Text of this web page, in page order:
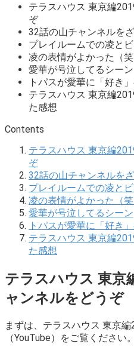
テラスハウス 東京編
ぞ
32話の山チャンネルを
プレイルームでの凌と
凌の表情がよかった（笑
愛華が号泣してるシーン
トパスが愛華に「好き
テラスハウス 東京編
た感想
Contents
テラスハウス 東京編
ぞ
32話の山チャンネルを
プレイルームでの凌と
凌の表情がよかった（笑
愛華が号泣してるシーン
トパスが愛華に「好き
テラスハウス 東京編
た感想
テラスハウス 東京
ャンネルをどうぞ
まずは、テラスハウス 東京
（YouTube）をご覧ください。